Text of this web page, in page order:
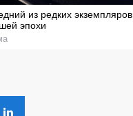
из редких экземпляров
эпохи